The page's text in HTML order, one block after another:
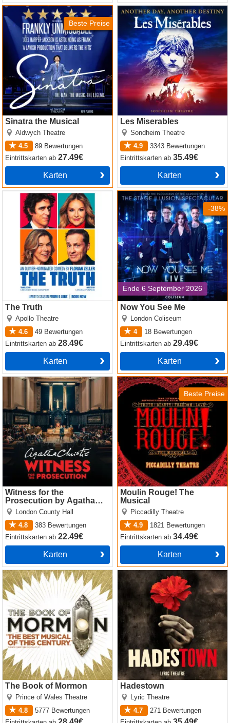
Beste Preise
Sinatra the Musical
Aldwych Theatre
4.5
89 Bewertungen
Eintrittskartenab27.49€
Karten
Sinatra the Musical
Les Miserables
Sondheim Theatre
4.9
3343 Bewertungen
Eintrittskartenab35.49€
Karten
Les Miserables
The Truth
Apollo Theatre
4.6
49 Bewertungen
Eintrittskartenab28.49€
Karten
The Truth
-38%
Ende 6 September 2026
Now You See Me
London Coliseum
4
18 Bewertungen
Eintrittskartenab29.49€
Karten
Now You See Me
Witness for the
Prosecution by Agatha
Christie
London County Hall
4.8
383 Bewertungen
Eintrittskartenab22.49€
Karten
Witness for the Prosecution
by Agatha Christie
Beste Preise
Moulin Rouge! The
Musical
Piccadilly Theatre
4.9
1821 Bewertungen
Eintrittskartenab34.49€
Karten
Moulin Rouge! The Musical
The Book of Mormon
Prince of Wales Theatre
4.8
5777 Bewertungen
The Book of Mormon
Hadestown
Lyric Theatre
4.7
271 Bewertungen
Hadestown